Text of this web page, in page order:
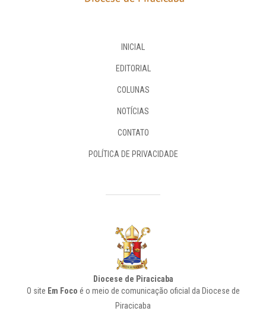
INICIAL
EDITORIAL
COLUNAS
NOTÍCIAS
CONTATO
POLÍTICA DE PRIVACIDADE
Diocese de Piracicaba
O site Em Foco é o meio de comunicação oficial da Diocese de
Piracicaba